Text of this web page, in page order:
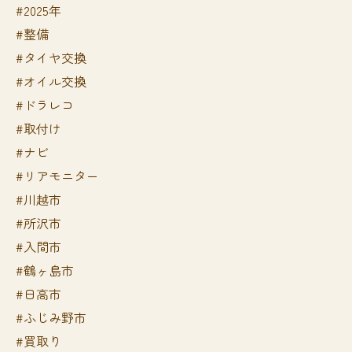
#2025年
#整備
#タイヤ交換
#オイル交換
#ドラレコ
#取付け
#ナビ
#リアモニター
#川越市
#所沢市
#入間市
#鶴ヶ島市
#日高市
#ふじみ野市
#買取り